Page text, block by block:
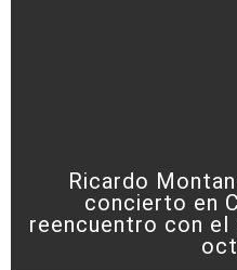
Ricardo
concierto en
reencuentro con el